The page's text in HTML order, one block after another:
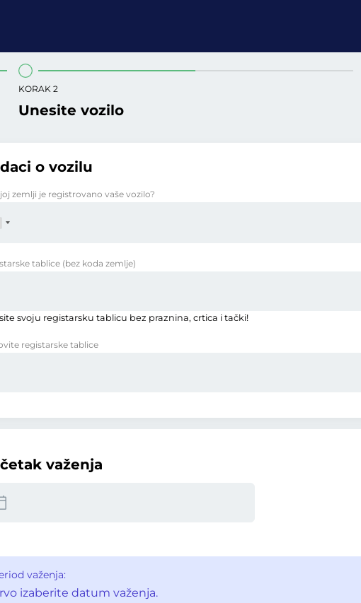
KORAK 2
Unesite vozilo
o vozilu
zemlji je registrovano vaše vozilo?
tablice (bez koda zemlje)
svoju registarsku tablicu bez praznina, crtica i tački!
registarske tablice
važenja
važenja:
izaberite datum važenja.